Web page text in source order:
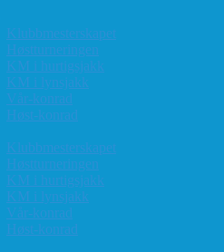
Klubbmesterskapet
Høstturneringen
KM i hurtigsjakk
KM i lynsjakk
Vår-konrad
Høst-konrad
Klubbmesterskapet
Høstturneringen
KM i hurtigsjakk
KM i lynsjakk
Vår-konrad
Høst-konrad